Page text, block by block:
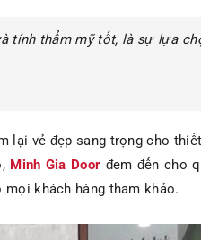
tính thẩm mỹ tốt, là sự lựa
vẻ đẹp sang trọng cho
Minh Gia Door đem đến cho
khách hàng tham khảo.